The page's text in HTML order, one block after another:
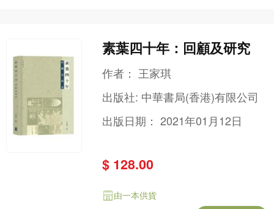
素葉四十年：回顧及研究
作者： 王家琪
出版社: 中華書局(香港)有限公司
出版日期：2021年01月12日
$ 128.00
由一本供貨